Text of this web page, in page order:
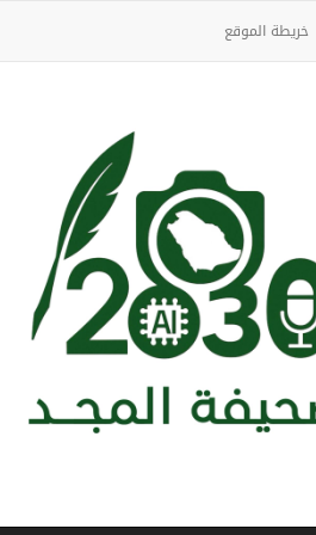
خريطة الموقع